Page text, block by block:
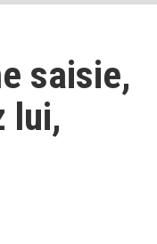
saisie,
lui,